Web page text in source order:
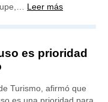
Leer más
es prioridad
Turismo, afirmó que